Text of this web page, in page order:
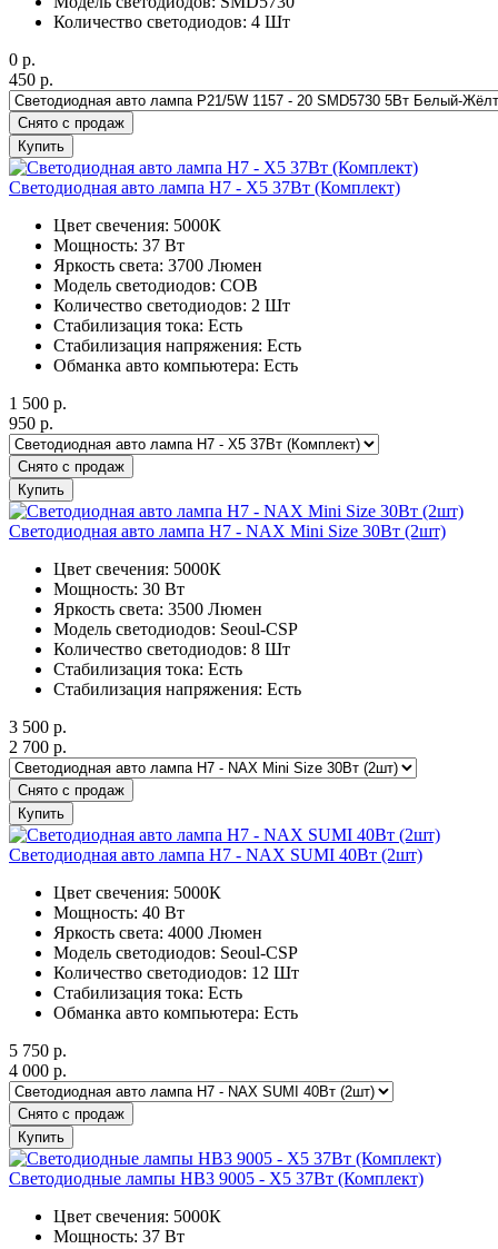
Количество светодиодов: 4 Шт
0 р.
450 р.
Снято с продаж
Купить
Светодиодная авто лампа H7 - X5 37Вт (Комплект)
Цвет свечения: 5000К
Мощность: 37 Вт
Яркость света: 3700 Люмен
Модель светодиодов: COB
Количество светодиодов: 2 Шт
Стабилизация тока: Есть
Стабилизация напряжения: Есть
Обманка авто компьютера: Есть
1 500 р.
950 р.
Снято с продаж
Купить
Светодиодная авто лампа H7 - NAX Mini Size 30Вт (2шт)
Цвет свечения: 5000К
Мощность: 30 Вт
Яркость света: 3500 Люмен
Модель светодиодов: Seoul-CSP
Количество светодиодов: 8 Шт
Стабилизация тока: Есть
Стабилизация напряжения: Есть
3 500 р.
2 700 р.
Снято с продаж
Купить
Светодиодная авто лампа H7 - NAX SUMI 40Вт (2шт)
Цвет свечения: 5000К
Мощность: 40 Вт
Яркость света: 4000 Люмен
Модель светодиодов: Seoul-CSP
Количество светодиодов: 12 Шт
Стабилизация тока: Есть
Обманка авто компьютера: Есть
5 750 р.
4 000 р.
Снято с продаж
Купить
Светодиодные лампы HB3 9005 - X5 37Вт (Комплект)
Цвет свечения: 5000К
Мощность: 37 Вт